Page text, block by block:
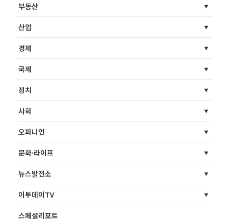
부동산
산업
경제
국제
정치
사회
오피니언
문화·라이프
뉴스발전소
이투데이TV
스페셜리포트